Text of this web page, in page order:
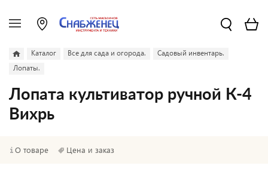
Каталог Все для сада и огорода.
Садовый инвентарь.
Лопаты.
Лопата культиватор ручной К-4
Вихрь
О товаре Цена и заказ